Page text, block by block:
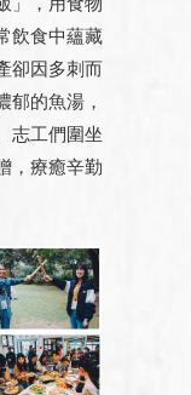
飲食中蘊藏
卻因多刺而
郁的魚湯，
志工們圍坐
，療癒辛勤